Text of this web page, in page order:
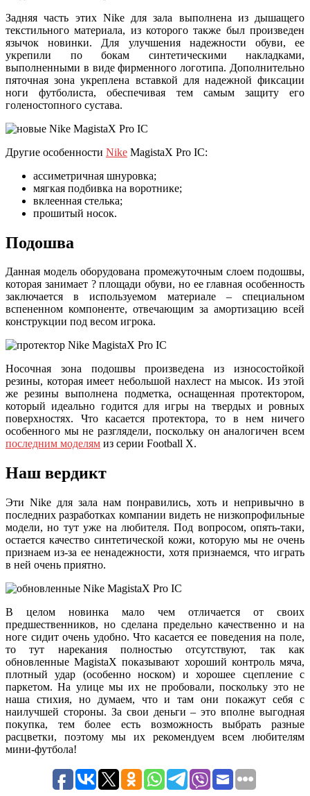
Задняя часть этих Nike для зала выполнена из дышащего
текстильного материала, из которого также был произведен
язычок новинки. Для улучшения надежности обуви, ее
укрепили по бокам синтетическими накладками,
выполненными в виде фирменного логотипа. Дополнительно
пяточная зона укреплена вставкой для надежной фиксации
ноги футболиста, обеспечивая тем самым защиту его
голеностопного сустава.
Другие особенности Nike MagistaX Pro IC:
ассиметричная шнуровка;
мягкая подбивка на воротнике;
вклеенная стелька;
прошитый носок.
Подошва
Данная модель оборудована промежуточным слоем подошвы,
которая занимает ? площади обуви, но ее главная особенность
заключается в используемом материале – специальном
вспененном компоненте, отвечающим за амортизацию всей
конструкции под весом игрока.
Носочная зона подошвы произведена из износостойкой
резины, которая имеет небольшой нахлест на мысок. Из этой
же резины выполнена подметка, оснащенная протектором,
который идеально годится для игры на твердых и ровных
поверхностях. Что касается протектора, то в нем ничего
особенного мы не разглядели, поскольку он аналогичен всем
последним моделям из серии Football X.
Наш вердикт
Эти Nike для зала нам понравились, хоть и непривычно в
последних разработках компании видеть не низкопрофильные
модели, но тут уже на любителя. Под вопросом, опять-таки,
остается качество синтетической кожи, которую мы не очень
признаем из-за ее ненадежности, хотя признаемся, что играть
в ней очень приятно.
В целом новинка мало чем отличается от своих
предшественников, но сделана предельно качественно и на
ноге сидит очень удобно. Что касается ее поведения на поле,
то тут нарекания полностью отсутствуют, так как
обновленные MagistaX показывают хороший контроль мяча,
плотный удар (особенно носком) и хорошее сцепление с
паркетом. На улице мы их не пробовали, поскольку это не
наша стихия, но думаем, что и там они покажут себя с
наилучшей стороны. За свои деньги – это вполне выгодная
покупка, тем более есть возможность выбрать разные
расцветки, поэтому мы их рекомендуем всем любителям
мини-футбола!